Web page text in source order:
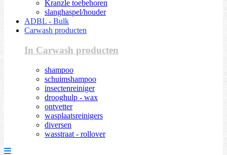
Kranzle toebehoren
slanghaspel/houder
ADBL - Bulk
Carwash producten
In Carwash producten
shampoo
schuimshampoo
insectenreiniger
drooghulp - wax
ontvetter
wasplaatsreinigers
diversen
wasstraat - rollover